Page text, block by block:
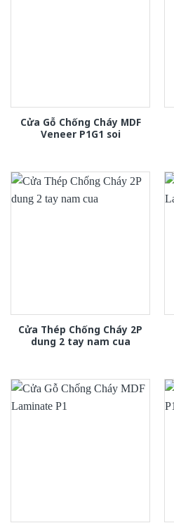
Cửa Gỗ Chống Cháy MDF
Veneer P1G1 soi
Cửa Thép Chống Cháy 2P
dung 2 tay nam cua